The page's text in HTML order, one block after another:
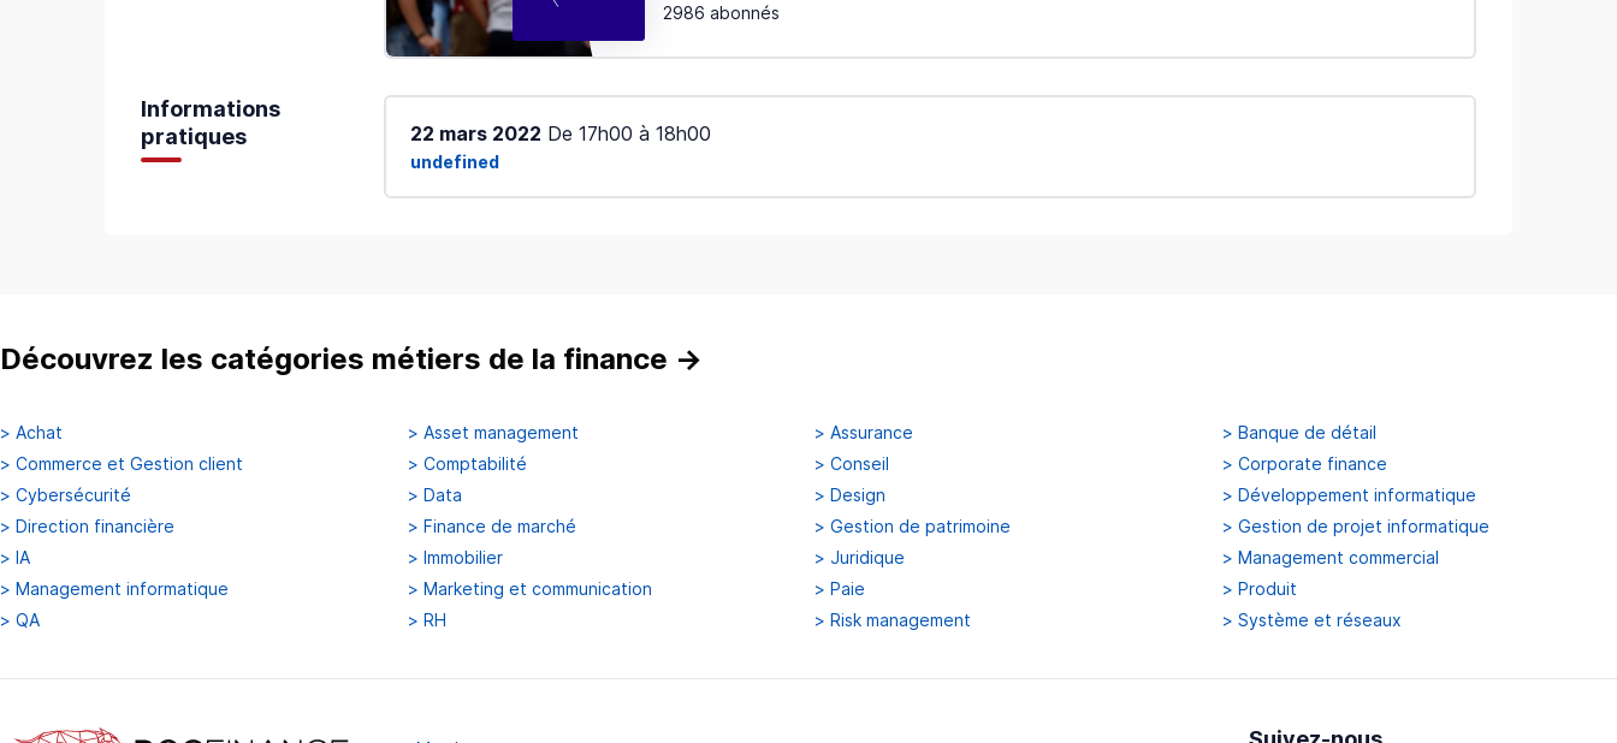
2986 abonnés
Informations
pratiques
22 mars 2022 De 17h00 à 18h00
undefined
Découvrez les catégories métiers de la finance →
> Achat > Asset management > Assurance > Banque de détail
> Commerce et Gestion client > Comptabilité > Conseil > Corporate finance
> Cybersécurité > Data > Design > Développement informatique
> Direction financière > Finance de marché > Gestion de patrimoine > Gestion de projet informatique
> IA > Immobilier > Juridique > Management commercial
> Management informatique > Marketing et communication > Paie > Produit
> QA > RH > Risk management > Système et réseaux